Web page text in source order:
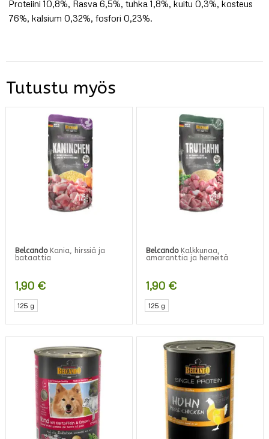
Proteiini 10,8%, Rasva 6,5%, tuhka 1,8%, kuitu 0,3%, kosteus
76%, kalsium 0,32%, fosfori 0,23%.
Tutustu myös
BelcandoKania, hirssiä ja
bataattia
1,90 €
125 g
BelcandoKalkkunaa,
amaranttia ja herneitä
1,90 €
125 g